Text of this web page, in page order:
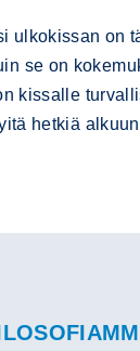
ulkokissan on
se on
kissalle
hetkiä